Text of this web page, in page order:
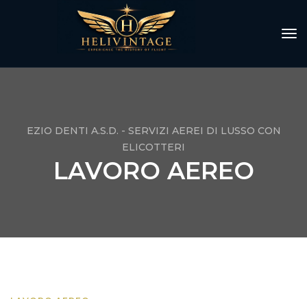
EZIO DENTI A.S.D. - SERVIZI AEREI DI LUSSO CON
ELICOTTERI
LAVORO AEREO